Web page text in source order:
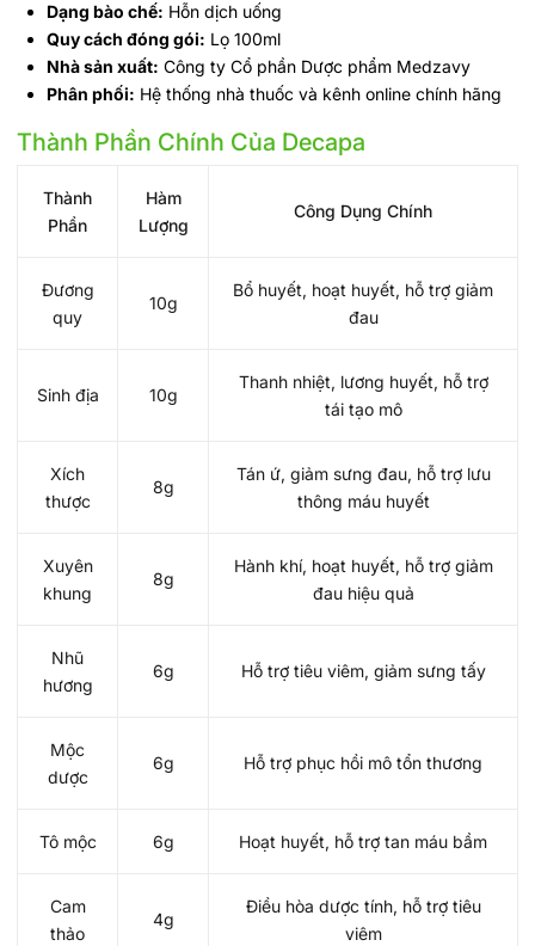
Dạng bào chế: Hỗn dịch uống
Quy cách đóng gói: Lọ 100ml
Nhà sản xuất: Công ty Cổ phần Dược phẩm Medzavy
Phân phối: Hệ thống nhà thuốc và kênh online chính hãng
Thành Phần Chính Của Decapa
Thành
Phần
Hàm
Lượng
Công Dụng Chính
Đương
quy
10g
Bổ huyết, hoạt huyết, hỗ trợ giảm
đau
Sinh địa 10g
Thanh nhiệt, lương huyết, hỗ trợ
tái tạo mô
Xích
thược
8g
Tán ứ, giảm sưng đau, hỗ trợ lưu
thông máu huyết
Xuyên
khung
8g
Hành khí, hoạt huyết, hỗ trợ giảm
đau hiệu quả
Nhũ
hương
6g Hỗ trợ tiêu viêm, giảm sưng tấy
Mộc
dược
6g Hỗ trợ phục hồi mô tổn thương
Tô mộc 6g Hoạt huyết, hỗ trợ tan máu bầm
Cam
thảo
4g
Điều hòa dược tính, hỗ trợ tiêu
viêm